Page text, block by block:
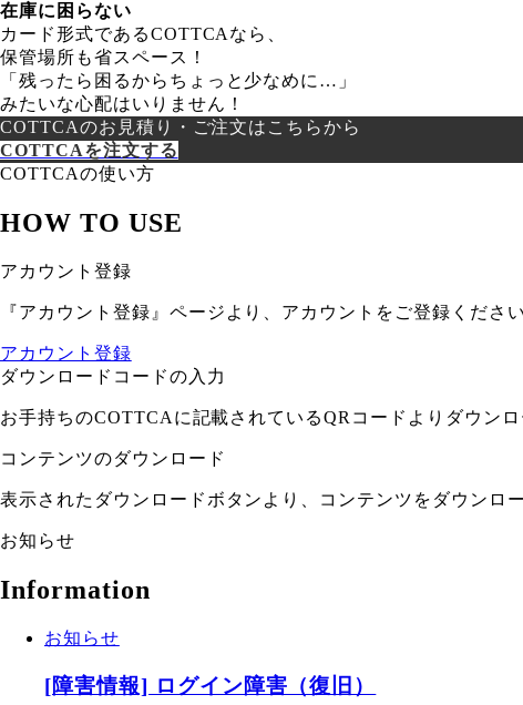
在庫に困らない
カード形式であるCOTTCAなら、
保管場所も省スペース！
「残ったら困るからちょっと少なめに…」
みたいな心配はいりません！
COTTCAのお見積り・ご注文はこちらから
COTTCAを注文する
COTTCAの使い方
HOW TO USE
アカウント登録
『アカウント登録』ページより、アカウントをご登録ください
アカウント登録
ダウンロードコードの入力
お手持ちのCOTTCAに記載されているQRコードよりダウン
コンテンツのダウンロード
表示されたダウンロードボタンより、コンテンツをダウンロ
お知らせ
Information
お知らせ
[障害情報] ログイン障害（復旧）